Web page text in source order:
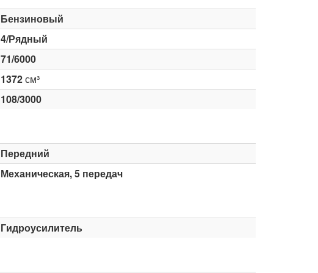
Бензиновый
4/Рядный
71/6000
1372см³
108/3000
Передний
Механическая, 5 передач
Гидроусилитель